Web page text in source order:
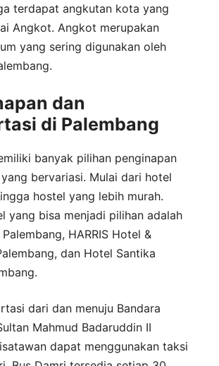
terdapat angkutan kota yang
Angkot. Angkot merupakan
yang sering digunakan oleh
dan
di Palembang
banyak pilihan penginapan
bervariasi. Mulai dari hotel
hostel yang lebih murah.
yang bisa menjadi pilihan adalah
HARRIS Hotel &
dan Hotel Santika
dari dan menuju Bandara
Mahmud Badaruddin II
dapat menggunakan taksi